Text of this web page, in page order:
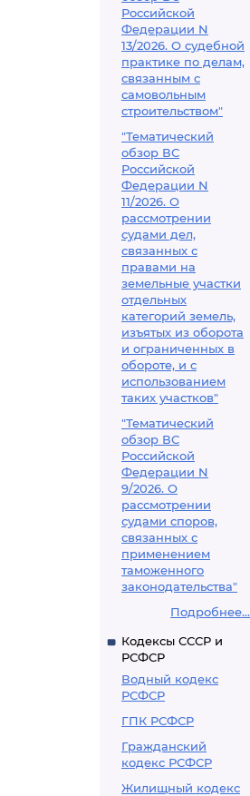
Российской
Федерации N
13/2026. О судебной
практике по делам,
связанным с
самовольным
строительством"
"Тематический
обзор ВС
Российской
Федерации N
11/2026. О
рассмотрении
судами дел,
связанных с
правами на
земельные участки
отдельных
категорий земель,
изъятых из оборота
и ограниченных в
обороте, и с
использованием
таких участков"
"Тематический
обзор ВС
Российской
Федерации N
9/2026. О
рассмотрении
судами споров,
связанных с
применением
таможенного
законодательства"
Подробнее...
Кодексы СССР и
РСФСР
Водный кодекс
РСФСР
ГПК РСФСР
Гражданский
кодекс РСФСР
Жилищный кодекс